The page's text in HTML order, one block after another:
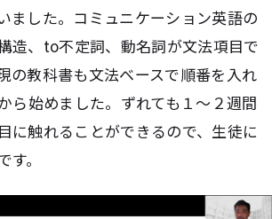
ました。コミュニケーション英語の
造、to不定詞、動名詞が文法項目で
の教科書も文法ベースで順番を入れ
ら始めました。ずれても１〜２週間
に触れることができるので、生徒に
。